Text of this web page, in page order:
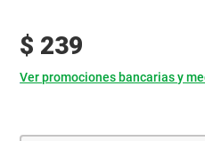
$ 239
Ver promociones bancarias y